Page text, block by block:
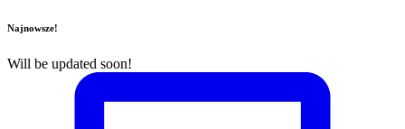
Najnowsze!
Will be updated soon!